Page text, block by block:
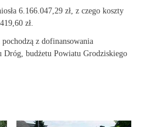
6.166.047,29 zł, z czego koszty
zł.
z dofinansowania
Dróg, budżetu Powiatu Grodziskiego